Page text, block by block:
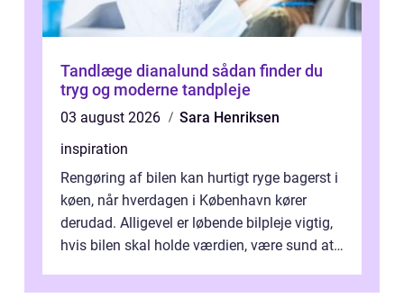
Tandlæge dianalund sådan finder du
tryg og moderne tandpleje
03 august 2026
Sara Henriksen
inspiration
Rengøring af bilen kan hurtigt ryge bagerst i
køen, når hverdagen i København kører
derudad. Alligevel er løbende bilpleje vigtig,
hvis bilen skal holde værdien, være sund at